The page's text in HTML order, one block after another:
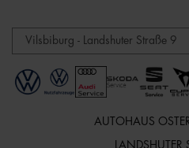
AUTOHAUS
LANDSHUTER